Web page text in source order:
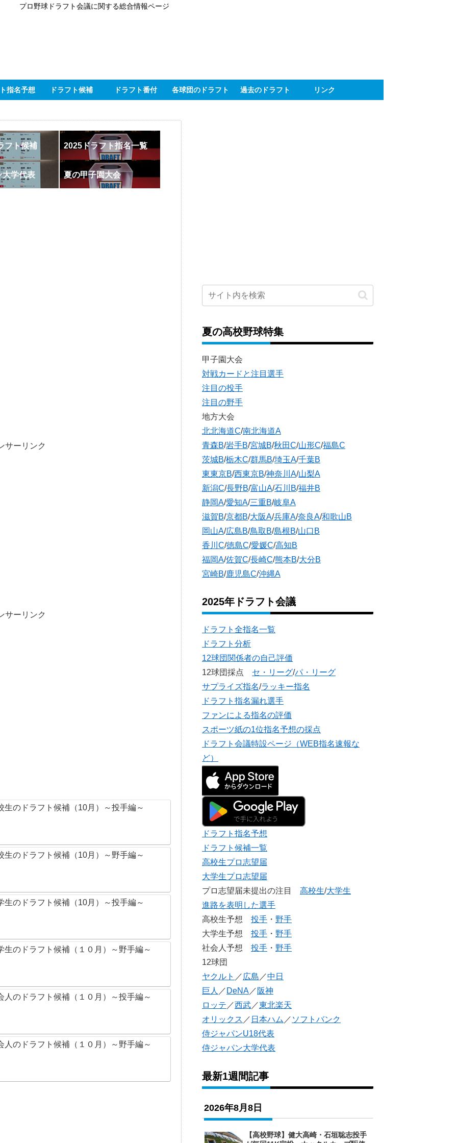
プロ野球ドラフト会議に関する総合情報ページ
指名予想 ドラフト候補 ドラフト番付 各球団のドラフト 過去のドラフト リンク
フト候補 2025ドラフト指名一覧
大学代表 夏の甲子園大会
サーリンク
サーリンク
生のドラフト候補（10月）～投手編～
生のドラフト候補（10月）～野手編～
生のドラフト候補（10月）～投手編～
生のドラフト候補（１０月）～野手編～
人のドラフト候補（１０月）～投手編～
人のドラフト候補（１０月）～野手編～
夏の高校野球特集
甲子園大会
対戦カードと注目選手
注目の投手
注目の野手
地方大会
北北海道C/南北海道A
青森B/岩手B/宮城B/秋田C/山形C/福島C
茨城B/栃木C/群馬B/埼玉A/千葉B
東東京B/西東京B/神奈川A/山梨A
新潟C/長野B/富山A/石川B/福井B
静岡A/愛知A/三重B/岐阜A
滋賀B/京都B/大阪A/兵庫A/奈良A/和歌山B
岡山A/広島B/鳥取B/島根B/山口B
香川C/徳島C/愛媛C/高知B
福岡A/佐賀C/長崎C/熊本B/大分B
宮崎B/鹿児島C/沖縄A
2025年ドラフト会議
ドラフト全指名一覧
ドラフト分析
12球団関係者の自己評価
12球団採点 セ・リーグ/パ・リーグ
サプライズ指名/ラッキー指名
ドラフト指名漏れ選手
ファンによる指名の評価
スポーツ紙の1位指名予想の採点
ドラフト会議特設ページ（WEB指名速報な
ど）
ドラフト指名予想
ドラフト候補一覧
高校生プロ志望届
大学生プロ志望届
プロ志望届未提出の注目 高校生/大学生
進路を表明した選手
高校生予想 投手 ・ 野手
大学生予想 投手 ・ 野手
社会人予想 投手 ・ 野手
12球団
ヤクルト ／ 広島 ／中日
巨人 ／ DeNA ／ 阪神
ロッテ ／西武 ／東北楽天
オリックス ／ 日本ハム ／ ソフトバンク
侍ジャパンU18代表
侍ジャパン大学代表
最新1週間記事
2026年8月8日
【高校野球】健大高崎・石垣聡志投手